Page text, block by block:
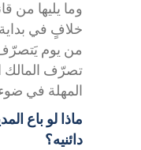
وما يليها من
خلافٍ في بداية
من يوم
تصرّف المالك
المهلة في
ماذا لو باع
دائنيه؟